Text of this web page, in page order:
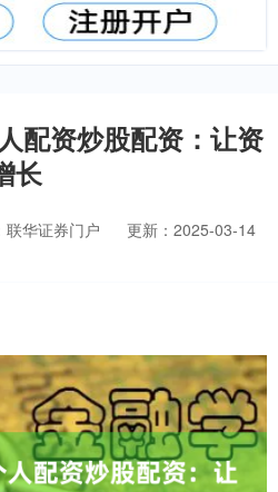
配资炒股配资：让资
长
联华证券门户
更新：2025-03-14